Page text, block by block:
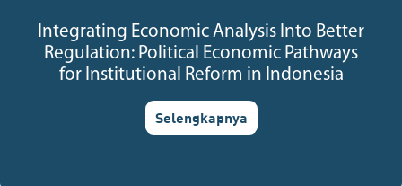
Integrating Economic Analysis Into Better
Regulation: Political Economic Pathways
for Institutional Reform in Indonesia
Selengkapnya